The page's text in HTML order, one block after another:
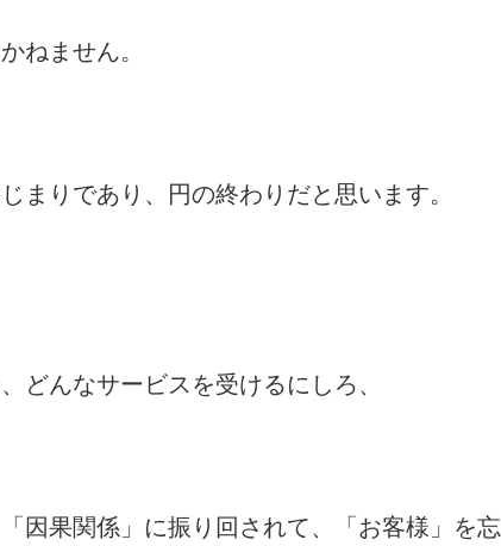
ねません。
まりであり、円の終わりだと思います。
どんなサービスを受けるにしろ、
因果関係」に振り回されて、「お客様」を忘